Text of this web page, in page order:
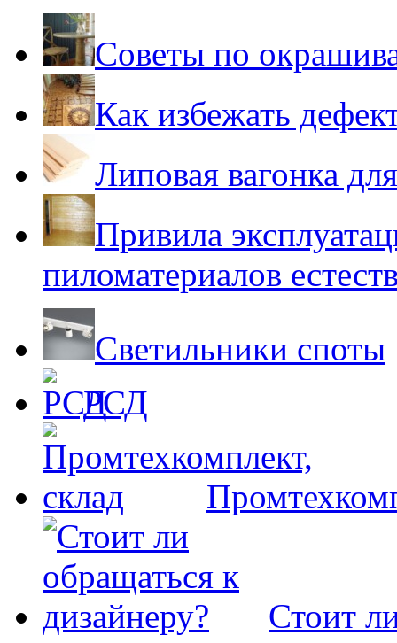
Советы по
Как избежать
Липовая вагонка
Привила
пиломатериалов
Светильники споты
РСД
Стоит